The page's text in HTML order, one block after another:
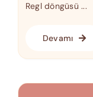
Regl döngüsü ...
Devamı